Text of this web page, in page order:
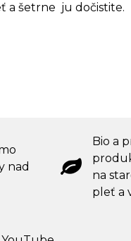
a šetrne ju dočistite.
nad
Bio a
na
pleť a